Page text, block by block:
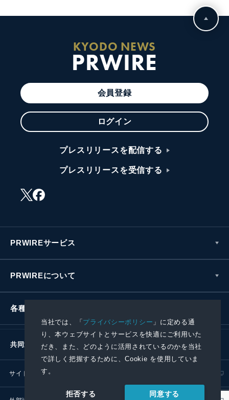
当社では、「プライバシーポリシー 」に定める通
り、本ウェブサイトとサービスを快適にご利用いた
だき、また、どのように活用されているのかを当社
で詳しく把握するために、Cookie を使用していま
す。
拒否する 同意する
KYODO NEWS
PRWIRE
会員登録
ログイン
プレスリリースを配信する
プレスリリースを受信する
PRWIREサービス
PRWIREについて
各種お問い合わせ
共同通信社グループ
サイトポリシー